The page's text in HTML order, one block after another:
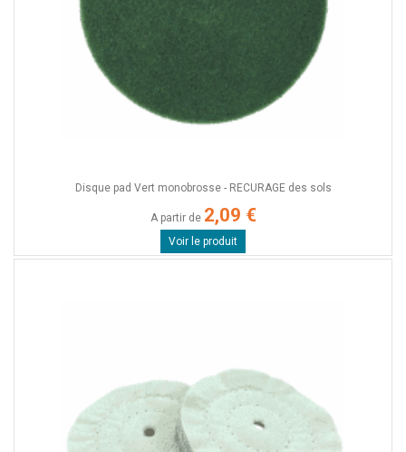
Disque pad Vert monobrosse - RECURAGE des sols
A partir de 2,09 €
Voir le produit